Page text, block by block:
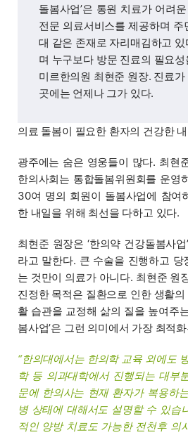
돌봄사업’은 통원 치료가 어려
전문 의료서비스를 제공하며
대 같은 존재로 자리매김하고
며 누구보다 방문 진료의 필요
미르한의원 최현준 원장. 진료
곳에는 언제나 그가 있다.
의료 돌봄이 필요한 환자의 건강한
광주에는 숨은 영웅들이 많다. 최현
한의사회는 통합돌봄위원회를 운영
30여 명의 회원이 돌봄사업에 참여
한 내일을 위해 최선을 다하고 있다.
최현준 원장은 ‘한의약 건강돌봄사
라고 말한다. 큰 수술을 진행하고 당
는 것만이 의료가 아니다. 최현준 원
진정한 목적은 질환으로 인한 생활
활 습관을 교정해 삶의 질을 높여주
봄사업’은 그런 의미에서 가장 최적
“한의대에서는 한의학 교육 외에도
학 등 의과대학에서 진행되는 대부
문에 한의사는 현재 환자가 복용하
병 상태에 대해서도 설명할 수 있습
적인 양방 치료도 가능한 전천후 의